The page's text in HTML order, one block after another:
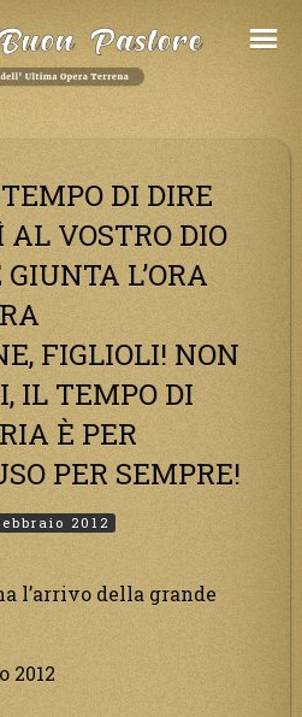
DI DIRE
AL VOSTRO DIO
GIUNTA L’ORA
FIGLIOLI! NON
IL TEMPO DI
È PER
PER SEMPRE!
2012
l’arrivo della grande
2012